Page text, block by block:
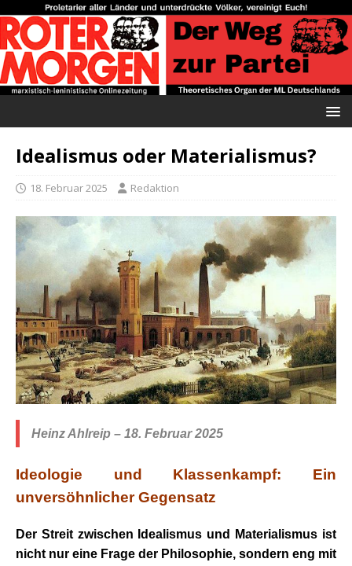
Idealismus oder Materialismus?
18. Februar 2025 Redaktion
Heinz Ahlreip – 18. Februar 2025
Ideologie und Klassenkampf: Ein
unversöhnlicher Gegensatz
Der Streit zwischen Idealismus und Materialismus ist
nicht nur eine Frage der Philosophie, sondern eng mit